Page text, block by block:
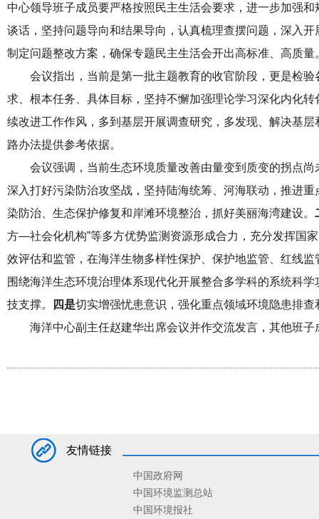
中心领导班子成员要严格按照民主生活会要求，进一步加强
谈话，坚持问题导向和结果导向，认真梳理查摆问题，深入
制定问题整改方案，确保专题民主生活会开出高标准、高质量
会议指出，当前是第一批主题教育的收官阶段，更是检
求、根本任务、具体目标，坚持不懈加强理论学习深化内化
续改进工作作风，多到基层开展调查研究，多发现、解决基
路办法提供参考依据。
会议强调，当前生态环境质量改善由量变到质变的拐点
深入打好污染防治攻坚战，坚持陆海统筹、河海联动，推进
染防治、生态保护修复和岸滩环境整治，抓好美丽海湾建设。
方—社会化机构”等多方优势监测资源形成合力，充分发挥国
效评估和监管，在海洋生物多样性保护、保护地监管、红线
围绕海洋生态环境治理体系现代化开展整合多学科的系统科
技支撑。
四是切实增强忧患意识，强化重点领域环境隐患排
海洋中心副主任赵建华出席会议并作交流发言，其他班
友情链接
中国政府网
中国环境监测总站
中国环境报社